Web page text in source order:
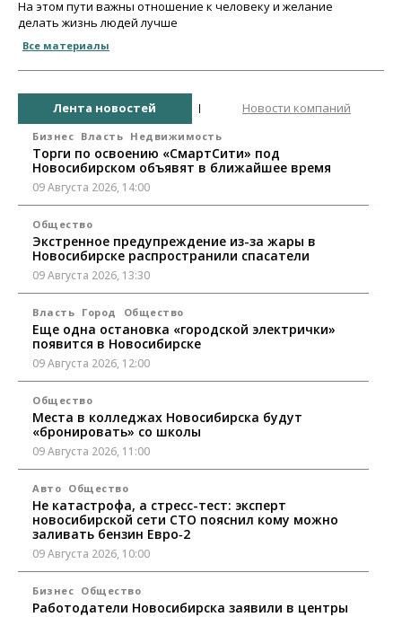
На этом пути важны отношение к человеку и желание
делать жизнь людей лучше
Все материалы
Лента новостей Новости компаний
Бизнес Власть Недвижимость
Торги по освоению «СмартСити» под
Новосибирском объявят в ближайшее время
09 Августа 2026, 14:00
Общество
Экстренное предупреждение из-за жары в
Новосибирске распространили спасатели
09 Августа 2026, 13:30
Власть Город Общество
Еще одна остановка «городской электрички»
появится в Новосибирске
09 Августа 2026, 12:00
Общество
Места в колледжах Новосибирска будут
«бронировать» со школы
09 Августа 2026, 11:00
Авто Общество
Не катастрофа, а стресс-тест: эксперт
новосибирской сети СТО пояснил кому можно
заливать бензин Евро‑2
09 Августа 2026, 10:00
Бизнес Общество
Работодатели Новосибирска заявили в центры